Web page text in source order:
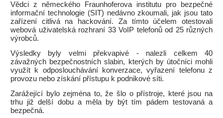
Vědci z německého Fraunhoferova institutu pro bezpečné
informační technologie (SIT) nedávno zkoumali, jak jsou tato
zařízení citlivá na hackování. Za tímto účelem otestovali
webová uživatelská rozhraní 33 VoIP telefonů od 25 různých
výrobců.
Výsledky byly velmi překvapivé - nalezli celkem 40
závažných bezpečnostních slabin, kterých by útočníci mohli
využít k odposlouchávání konverzace, vyřazení telefonu z
provozu nebo získání přístupu k podnikové síti.
Zarážející bylo zejména to, že šlo o přístroje, které jsou na
trhu již delší dobu a měla by být tím pádem testovaná a
bezpečná.